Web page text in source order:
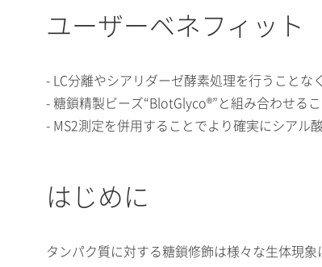
ユーザーベネフィット
- LC分離やシアリダーゼ酵素処理を行うことな
- 糖鎖精製ビーズ“BlotGlyco®”と組み合わせる
- MS2測定を併用することでより確実にシアル
はじめに
タンパク質に対する糖鎖修飾は様々な生体現